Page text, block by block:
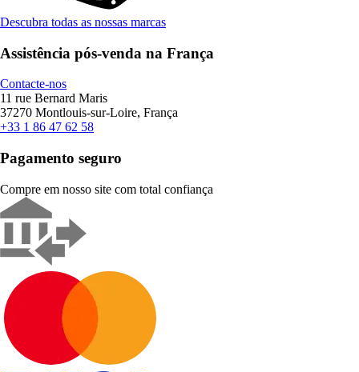
Descubra todas as nossas marcas
Assistência pós-venda na França
Contacte-nos
11 rue Bernard Maris
37270 Montlouis-sur-Loire, França
+33 1 86 47 62 58
Pagamento seguro
Compre em nosso site com total confiança